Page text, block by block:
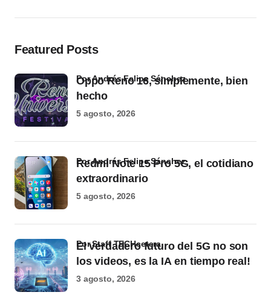
Featured Posts
Oppo Reno 16, simplemente, bien
hecho
por Andrés Felipe Sánchez
5 agosto, 2026
Redmi Note 15 Pro 5G, el cotidiano
extraordinario
por Andrés Felipe Sánchez
5 agosto, 2026
El verdadero futuro del 5G no son
los videos, es la IA en tiempo real!
por Staff TECHcetera
3 agosto, 2026